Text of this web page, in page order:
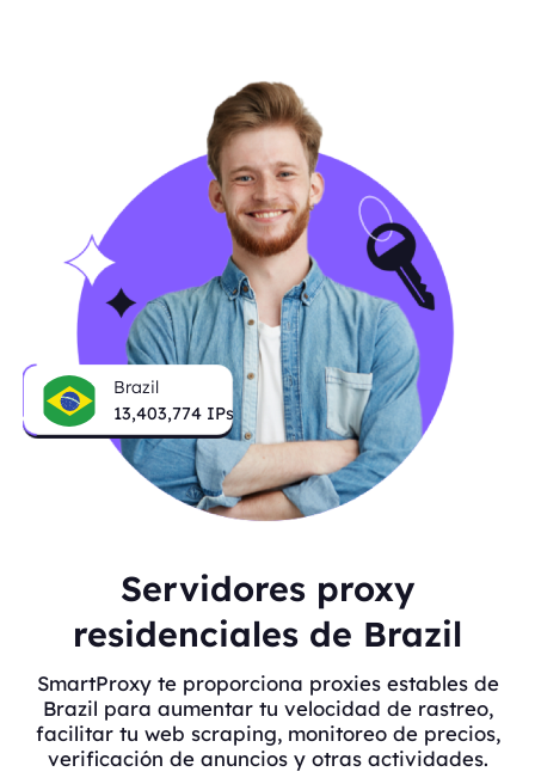
Brazil
13,403,774 IPs
Servidores proxy
residenciales de Brazil
SmartProxy te proporciona proxies estables de
Brazil para aumentar tu velocidad de rastreo,
facilitar tu web scraping, monitoreo de precios,
verificación de anuncios y otras actividades.